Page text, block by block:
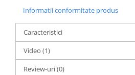
Informatii conformitate produs
Caracteristici
Video (1)
Review-uri(0)